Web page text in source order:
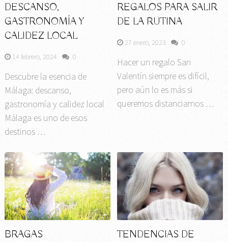
DESCANSO,
GASTRONOMÍA Y
CALIDEZ LOCAL
14 febrero, 2024 0
Descubre la esencia de
Málaga: descanso,
gastronomía y calidez local
Málaga es uno de esos
destinos …
REGALOS PARA SALIR
DE LA RUTINA
27 enero, 2023 0
Hacer un regalo San
Valentín siempre es difícil,
pero aún lo es más si
queremos distanciarnos …
BRAGAS
TENDENCIAS DE